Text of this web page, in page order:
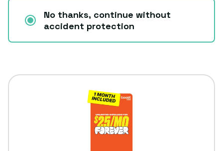
No thanks, continue without
accident protection